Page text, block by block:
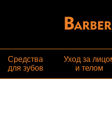
Средства
для зубов
Уход за
и телом